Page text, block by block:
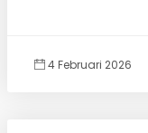
4 Februari 2026